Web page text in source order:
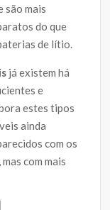
são mais
do que
de lítio.
já existem há
e
estes tipos
ainda
com os
com mais